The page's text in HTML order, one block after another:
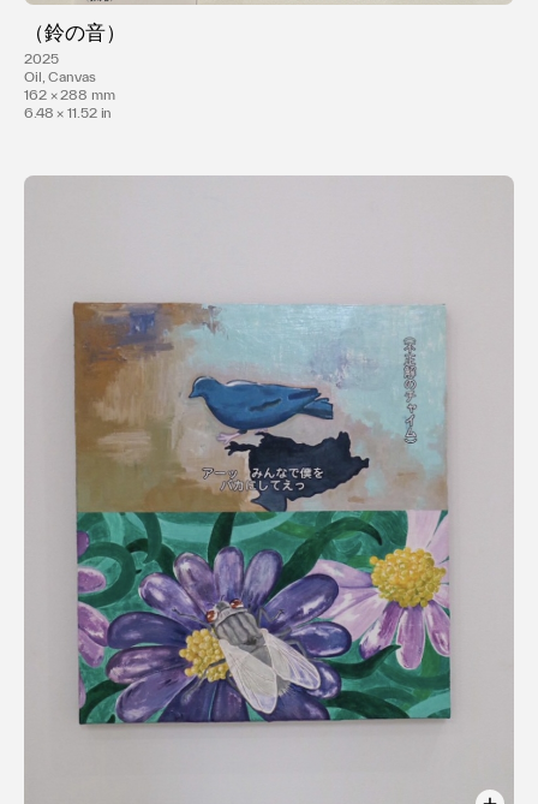
2025
Oil, Canvas
162 × 288 mm
6.48 × 11.52 in
（鈴の音）